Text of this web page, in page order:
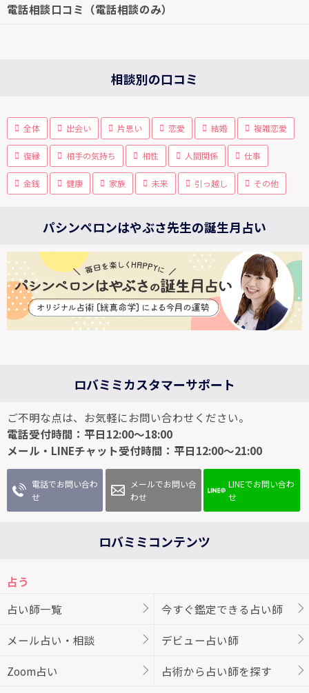
電話相談口コミ（電話相談のみ）
相談別の口コミ
全体 出会い 片思い 恋愛 結婚 複雑恋愛
復縁 相手の気持ち 相性 人間関係 仕事
金銭 健康 家族 未来 引っ越し その他
パシンペロンはやぶさ先生の誕生月占い
ロバミミカスタマーサポート
ご不明な点は、お気軽にお問い合わせください。
電話受付時間：平日12:00～18:00
メール・LINEチャット受付時間：平日12:00～21:00
電話でお問い合わ
せ
メールでお問い合
わせ
LINEでお問い合わ
せ
ロバミミコンテンツ
占う
占い師一覧
今すぐ鑑定できる占い師
メール占い・相談 デビュー占い師
Zoom占い 占術から占い師を探す